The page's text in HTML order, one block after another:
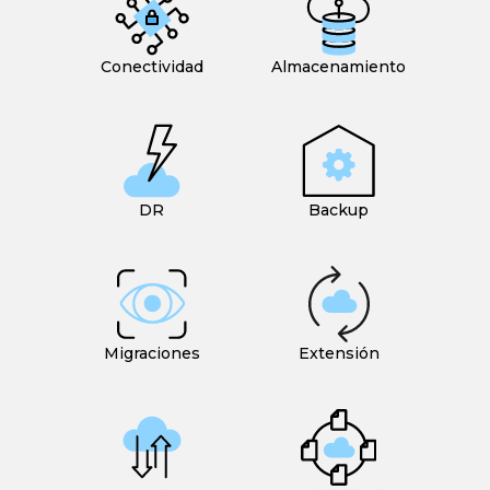
Conectividad Almacenamiento
DR Backup
Migraciones Extensión